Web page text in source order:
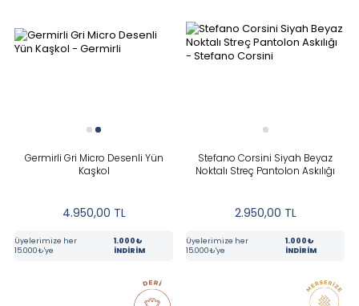
Tüm Filtreleri Kaldır Seçimi Filtrele
Germirli Gri Micro Desenli Yün
Kaşkol
4.950,00 TL
Üyelerimize her
15.000₺'ye
1.000₺
İNDİRİM
Stefano Corsini Siyah Beyaz
Noktalı Streç Pantolon Askılığı
2.950,00 TL
Üyelerimize her
15.000₺'ye
1.000₺
İNDİRİM